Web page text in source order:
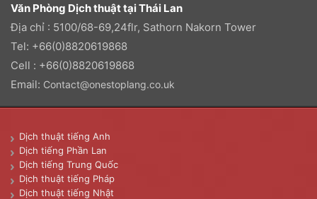
Văn Phòng Dịch thuật tại Thái Lan
Địa chỉ : 5100/68-69,24flr, Sathorn Nakorn Tower
Tel: +66(0)8820619868
Cell : +66(0)8820619868
Email: Contact@onestoplang.co.uk
Dịch thuật tiếng Anh
Dịch tiếng Phần Lan
Dịch tiếng Trung Quốc
Dịch thuật tiếng Pháp
Dịch thuật tiếng Nhật